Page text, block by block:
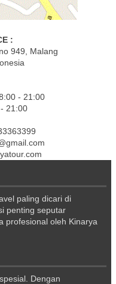
:
949, Malang
- 21:00
21:00
paling dicari di
penting seputar
profesional oleh Kinarya
Dengan